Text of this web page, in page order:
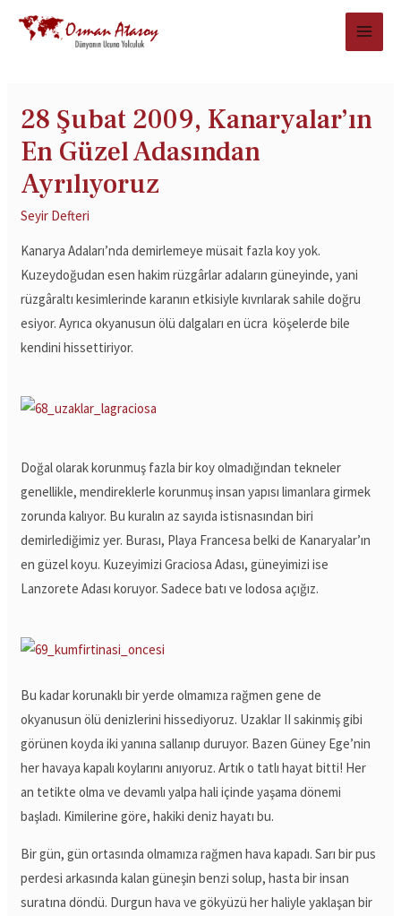
28 Şubat 2009, Kanaryalar’ın
En Güzel Adasından
Ayrılıyoruz
Seyir Defteri
Kanarya Adaları’nda demirlemeye müsait fazla koy yok.
Kuzeydoğudan esen hakim rüzgârlar adaların güneyinde, yani
rüzgâraltı kesimlerinde karanın etkisiyle kıvrılarak sahile doğru
esiyor. Ayrıca okyanusun ölü dalgaları en ücra köşelerde bile
kendini hissettiriyor.
Doğal olarak korunmuş fazla bir koy olmadığından tekneler
genellikle, mendireklerle korunmuş insan yapısı limanlara girmek
zorunda kalıyor. Bu kuralın az sayıda istisnasından biri
demirlediğimiz yer. Burası, Playa Francesa belki de Kanaryalar’ın
en güzel koyu. Kuzeyimizi Graciosa Adası, güneyimizi ise
Lanzorete Adası koruyor. Sadece batı ve lodosa açığız.
Bu kadar korunaklı bir yerde olmamıza rağmen gene de
okyanusun ölü denizlerini hissediyoruz. Uzaklar II sakinmiş gibi
görünen koyda iki yanına sallanıp duruyor. Bazen Güney Ege’nin
her havaya kapalı koylarını anıyoruz. Artık o tatlı hayat bitti! Her
an tetikte olma ve devamlı yalpa hali içinde yaşama dönemi
başladı. Kimilerine göre, hakiki deniz hayatı bu.
Bir gün, gün ortasında olmamıza rağmen hava kapadı. Sarı bir pus
perdesi arkasında kalan güneşin benzi solup, hasta bir insan
suratına döndü. Durgun hava ve gökyüzü her haliyle yaklaşan bir